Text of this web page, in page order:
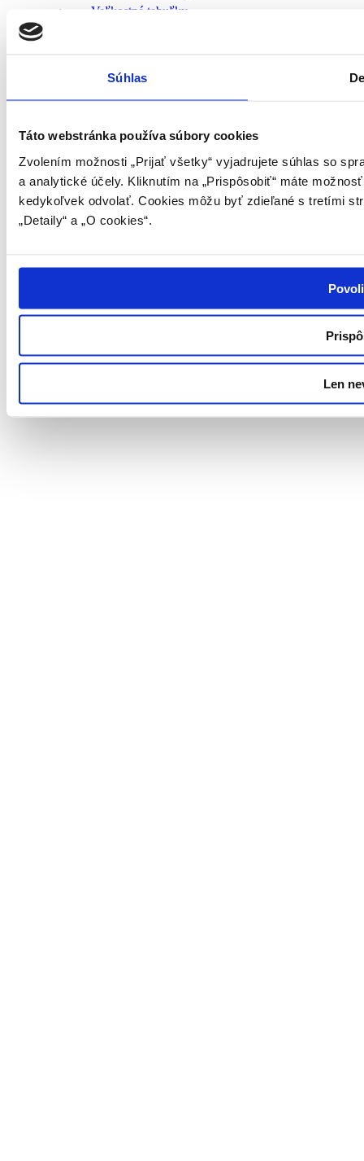
Súhlas
Táto webstránka používa súbory cookies
Zvolením možnosti „Prijať všetky“ vyjadrujete súhlas so
a analytické účely. Kliknutím na „Prispôsobiť“ máte
kedykoľvek odvolať. Cookies môžu byť zdieľané s tretími
„Detaily“ a „O cookies“.
Len
Veľkostné tabuľky
Elektronické odstúpenie od zmluvy